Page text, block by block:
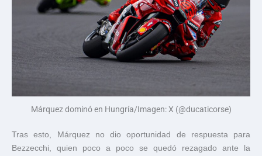
Márquez dominó en Hungría/Imagen: X (@ducaticorse)
Tras esto, Márquez no dio oportunidad de respuesta para
Bezzecchi, quien poco a poco se quedó rezagado ante la